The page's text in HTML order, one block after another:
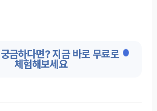
금하다면? 지금 바로 무료로
체험해보세요